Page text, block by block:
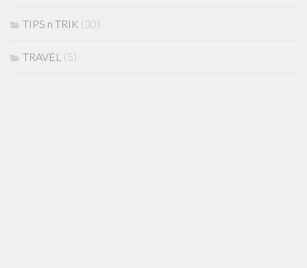
TIPS n TRIK (30)
TRAVEL (5)